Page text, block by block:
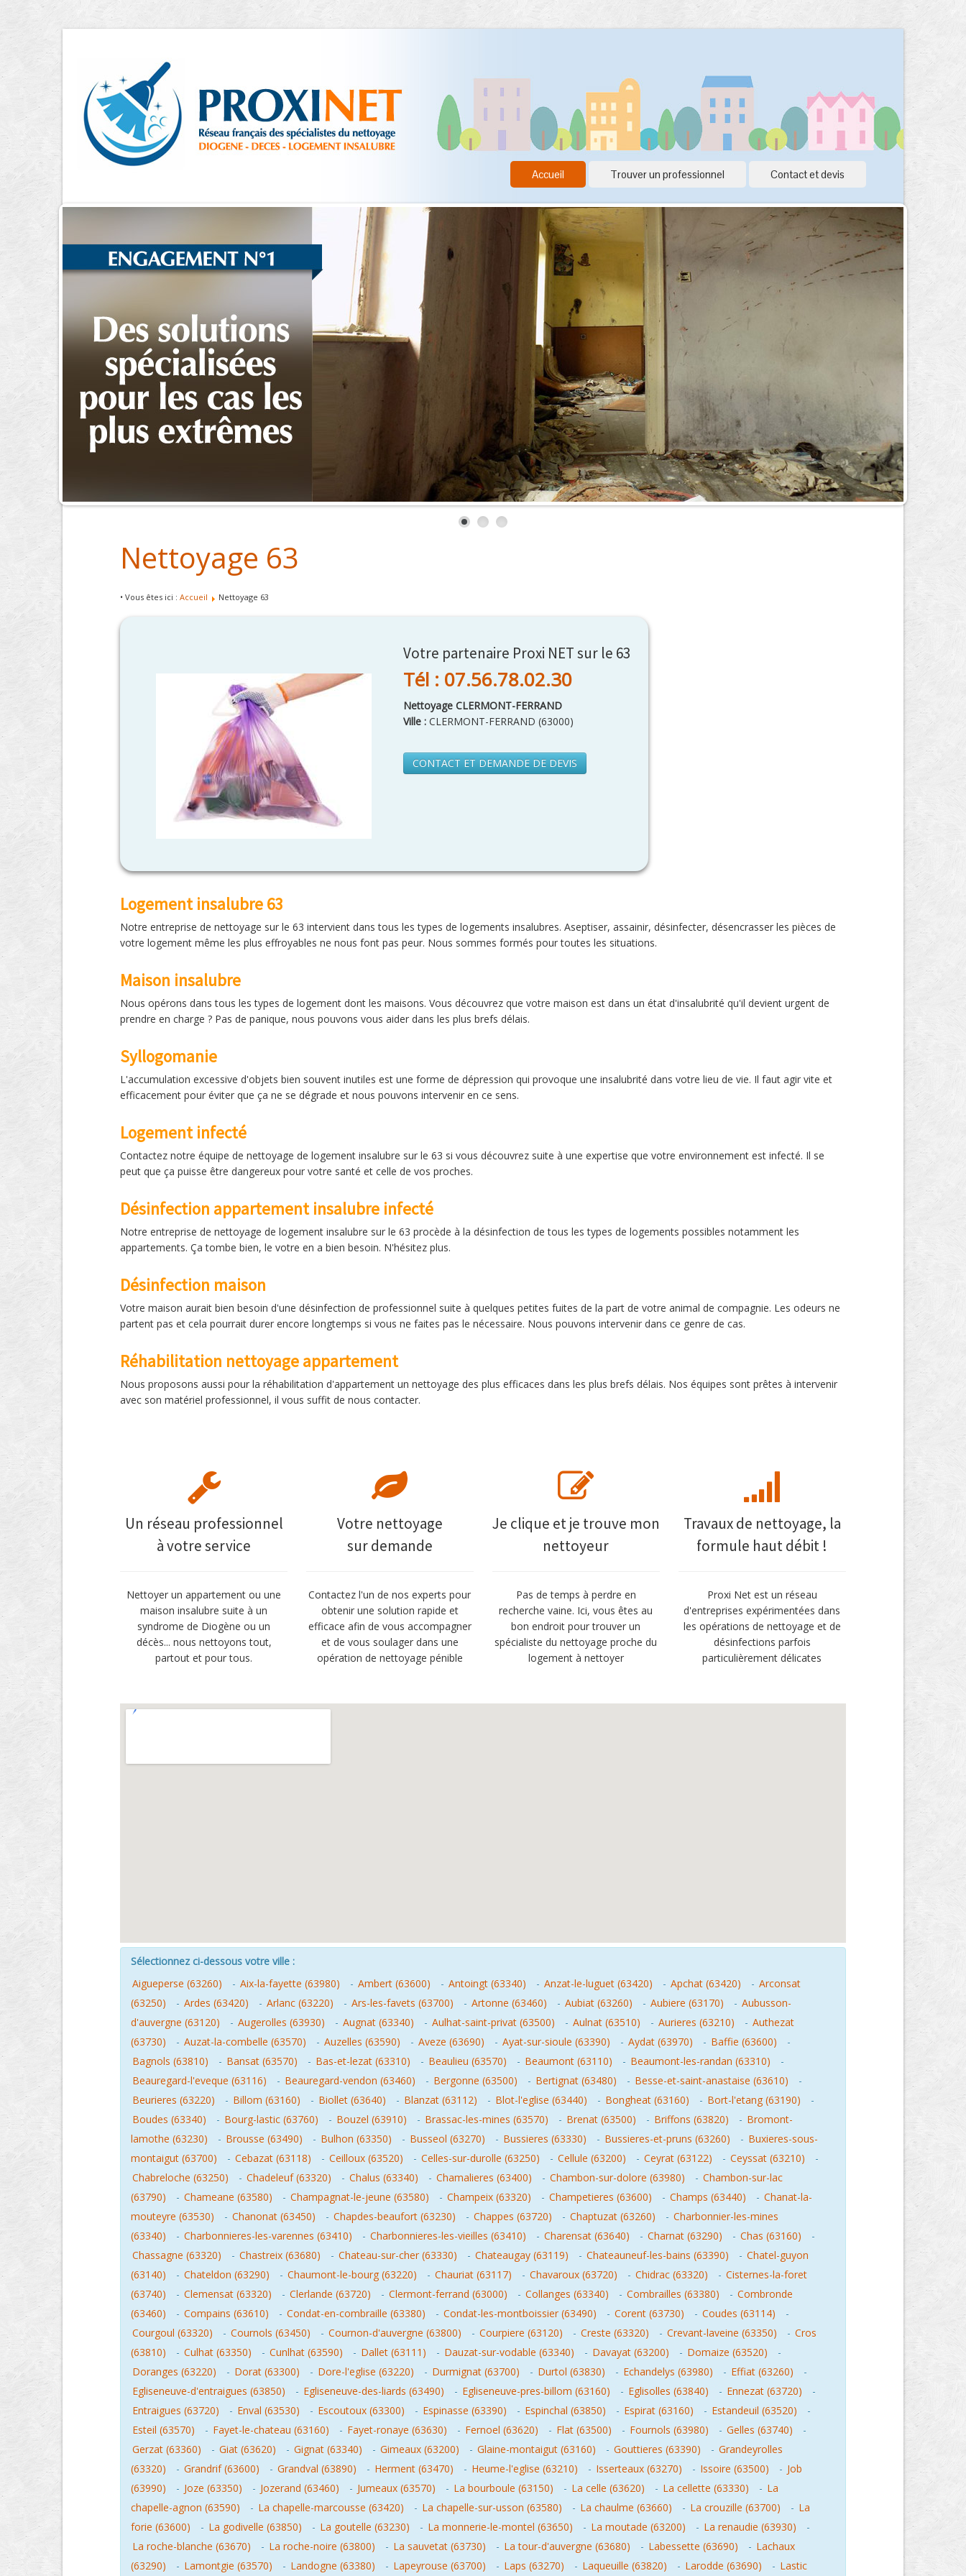
Accueil Trouver un professionnel Contact et devis
Nettoyage 63
• Vous êtes ici : Accueil Nettoyage 63
Votre partenaire Proxi NET sur le 63
Tél : 07.56.78.02.30
Nettoyage CLERMONT-FERRAND
Ville : CLERMONT-FERRAND (63000)
CONTACT ET DEMANDE DE DEVIS
Logement insalubre 63
Notre entreprise de nettoyage sur le 63 intervient dans tous les types de logements insalubres. Aseptiser, assainir, désinfecter, désencrasser les pièces de
votre logement même les plus effroyables ne nous font pas peur. Nous sommes formés pour toutes les situations.
Maison insalubre
Nous opérons dans tous les types de logement dont les maisons. Vous découvrez que votre maison est dans un état d'insalubrité qu'il devient urgent de
prendre en charge ? Pas de panique, nous pouvons vous aider dans les plus brefs délais.
Syllogomanie
L'accumulation excessive d'objets bien souvent inutiles est une forme de dépression qui provoque une insalubrité dans votre lieu de vie. Il faut agir vite et
efficacement pour éviter que ça ne se dégrade et nous pouvons intervenir en ce sens.
Logement infecté
Contactez notre équipe de nettoyage de logement insalubre sur le 63 si vous découvrez suite à une expertise que votre environnement est infecté. Il se
peut que ça puisse être dangereux pour votre santé et celle de vos proches.
Désinfection appartement insalubre infecté
Notre entreprise de nettoyage de logement insalubre sur le 63 procède à la désinfection de tous les types de logements possibles notamment les
appartements. Ça tombe bien, le votre en a bien besoin. N'hésitez plus.
Désinfection maison
Votre maison aurait bien besoin d'une désinfection de professionnel suite à quelques petites fuites de la part de votre animal de compagnie. Les odeurs ne
partent pas et cela pourrait durer encore longtemps si vous ne faites pas le nécessaire. Nous pouvons intervenir dans ce genre de cas.
Réhabilitation nettoyage appartement
Nous proposons aussi pour la réhabilitation d'appartement un nettoyage des plus efficaces dans les plus brefs délais. Nos équipes sont prêtes à intervenir
avec son matériel professionnel, il vous suffit de nous contacter.
Un réseau professionnel
à votre service
Nettoyer un appartement ou une
maison insalubre suite à un
syndrome de Diogène ou un
décès... nous nettoyons tout,
partout et pour tous.
Votre nettoyage
sur demande
Contactez l'un de nos experts pour
obtenir une solution rapide et
efficace afin de vous accompagner
et de vous soulager dans une
opération de nettoyage pénible
Je clique et je trouve mon
nettoyeur
Pas de temps à perdre en
recherche vaine. Ici, vous êtes au
bon endroit pour trouver un
spécialiste du nettoyage proche du
logement à nettoyer
Travaux de nettoyage, la
formule haut débit !
Proxi Net est un réseau
d'entreprises expérimentées dans
les opérations de nettoyage et de
désinfections parfois
particulièrement délicates
Sélectionnez ci-dessous votre ville :
Aigueperse (63260)
- Aix-la-fayette (63980) - Ambert (63600) - Antoingt (63340) - Anzat-le-luguet (63420) - Apchat (63420) - Arconsat
(63250)
- Ardes (63420) - Arlanc (63220) - Ars-les-favets (63700) - Artonne (63460) - Aubiat (63260) - Aubiere (63170) - Aubusson-
d'auvergne (63120)
- Augerolles (63930) - Augnat (63340) - Aulhat-saint-privat (63500) - Aulnat (63510) - Aurieres (63210) - Authezat
(63730)
- Auzat-la-combelle (63570) - Auzelles (63590) - Aveze (63690) - Ayat-sur-sioule (63390) - Aydat (63970) - Baffie (63600)
-
Bagnols (63810)
- Bansat (63570) - Bas-et-lezat (63310) - Beaulieu (63570) - Beaumont (63110) - Beaumont-les-randan (63310)
-
Beauregard-l'eveque (63116)
- Beauregard-vendon (63460) - Bergonne (63500) - Bertignat (63480) - Besse-et-saint-anastaise (63610)
-
Beurieres (63220)
- Billom (63160) - Biollet (63640) - Blanzat (63112) - Blot-l'eglise (63440) - Bongheat (63160) - Bort-l'etang (63190)
-
Boudes (63340)
- Bourg-lastic (63760) - Bouzel (63910) - Brassac-les-mines (63570) - Brenat (63500) - Briffons (63820) - Bromont-
lamothe (63230)
- Brousse (63490) - Bulhon (63350) - Busseol (63270) - Bussieres (63330) - Bussieres-et-pruns (63260) - Buxieres-sous-
montaigut (63700)
- Cebazat (63118) - Ceilloux (63520) - Celles-sur-durolle (63250) - Cellule (63200) - Ceyrat (63122) - Ceyssat (63210)
-
Chabreloche (63250)
- Chadeleuf (63320) - Chalus (63340) - Chamalieres (63400) - Chambon-sur-dolore (63980) - Chambon-sur-lac
(63790)
- Chameane (63580) - Champagnat-le-jeune (63580) - Champeix (63320) - Champetieres (63600) - Champs (63440) - Chanat-la-
mouteyre (63530)
- Chanonat (63450) - Chapdes-beaufort (63230) - Chappes (63720) - Chaptuzat (63260) - Charbonnier-les-mines
(63340)
- Charbonnieres-les-varennes (63410) - Charbonnieres-les-vieilles (63410) - Charensat (63640) - Charnat (63290) - Chas (63160)
-
Chassagne (63320)
- Chastreix (63680) - Chateau-sur-cher (63330) - Chateaugay (63119) - Chateauneuf-les-bains (63390) - Chatel-guyon
(63140)
- Chateldon (63290) - Chaumont-le-bourg (63220) - Chauriat (63117) - Chavaroux (63720) - Chidrac (63320) - Cisternes-la-foret
(63740)
- Clemensat (63320) - Clerlande (63720) - Clermont-ferrand (63000) - Collanges (63340) - Combrailles (63380) - Combronde
(63460)
- Compains (63610) - Condat-en-combraille (63380) - Condat-les-montboissier (63490) - Corent (63730) - Coudes (63114)
-
Courgoul (63320)
- Cournols (63450) - Cournon-d'auvergne (63800) - Courpiere (63120) - Creste (63320) - Crevant-laveine (63350) - Cros
(63810)
- Culhat (63350) - Cunlhat (63590) - Dallet (63111) - Dauzat-sur-vodable (63340) - Davayat (63200) - Domaize (63520)
-
Doranges (63220)
- Dorat (63300) - Dore-l'eglise (63220) - Durmignat (63700) - Durtol (63830) - Echandelys (63980) - Effiat (63260)
-
Egliseneuve-d'entraigues (63850)
- Egliseneuve-des-liards (63490) - Egliseneuve-pres-billom (63160) - Eglisolles (63840) - Ennezat (63720)
-
Entraigues (63720)
- Enval (63530) - Escoutoux (63300) - Espinasse (63390) - Espinchal (63850) - Espirat (63160) - Estandeuil (63520)
-
Esteil (63570)
- Fayet-le-chateau (63160) - Fayet-ronaye (63630) - Fernoel (63620) - Flat (63500) - Fournols (63980) - Gelles (63740)
-
Gerzat (63360)
- Giat (63620) - Gignat (63340) - Gimeaux (63200) - Glaine-montaigut (63160) - Gouttieres (63390) - Grandeyrolles
(63320)
- Grandrif (63600) - Grandval (63890) - Herment (63470) - Heume-l'eglise (63210) - Isserteaux (63270) - Issoire (63500) - Job
(63990)
- Joze (63350) - Jozerand (63460) - Jumeaux (63570) - La bourboule (63150) - La celle (63620) - La cellette (63330) - La
chapelle-agnon (63590)
- La chapelle-marcousse (63420) - La chapelle-sur-usson (63580) - La chaulme (63660) - La crouzille (63700) - La
forie (63600)
- La godivelle (63850) - La goutelle (63230) - La monnerie-le-montel (63650) - La moutade (63200) - La renaudie (63930)
-
La roche-blanche (63670)
- La roche-noire (63800) - La sauvetat (63730) - La tour-d'auvergne (63680) - Labessette (63690) - Lachaux
(63290)
- Lamontgie (63570) - Landogne (63380) - Lapeyrouse (63700) - Laps (63270) - Laqueuille (63820) - Larodde (63690) - Lastic